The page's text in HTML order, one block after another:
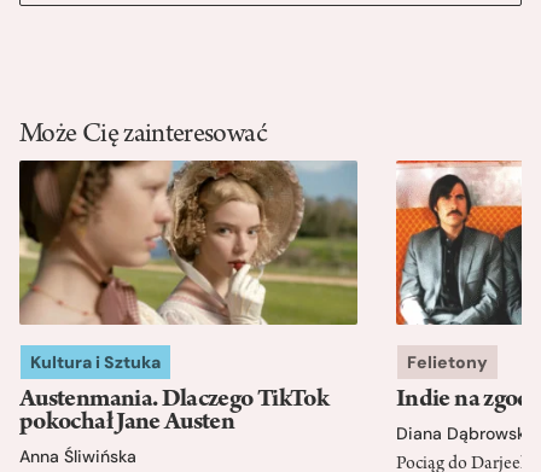
Może Cię zainteresować
Kultura i Sztuka
Austenmania. Dlaczego TikTok
pokochał Jane Austen
Anna Śliwińska
Felietony
Indie na
Diana Dąbrowska
Pociąg do